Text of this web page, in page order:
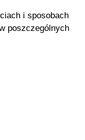
i sposobach
poszczególnych